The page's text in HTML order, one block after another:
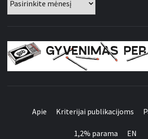
Apie Kriterijai publikacijoms
1,2% parama EN